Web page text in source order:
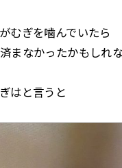
むぎを噛んでいたら
まなかったかもしれな
はと言うと